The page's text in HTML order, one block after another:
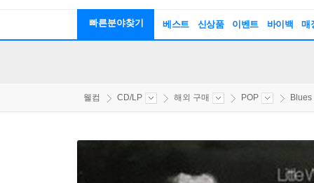
빠른분야찾기 베스트 신상품 이벤트 바이백 매
웰컴 CD/LP 해외 구매 POP Blues